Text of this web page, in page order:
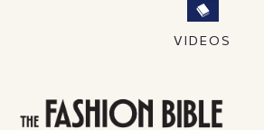
VIDEOS